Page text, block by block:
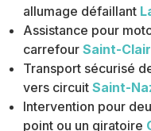
allumage défaillant
Assistance pour
carrefour Saint-Clair
Transport sécurisé
vers circuit Saint-
Intervention pour
point ou un giratoire